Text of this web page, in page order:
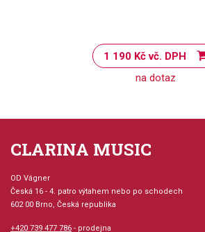
1 190 Kč vč. DPH
na dotaz
CLARINA MUSIC
OD Vágner
Česká 16 - 4. patro výtahem nebo po schodech
602 00 Brno, Česká republika
+420 739 477 786 - prodejna